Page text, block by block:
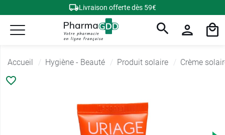
Livraison offerte dès 59€
Accueil Hygiène - Beauté Produit solaire Crème